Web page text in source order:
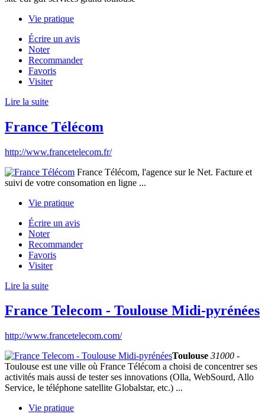
Vie pratique
Écrire un avis
Noter
Recommander
Favoris
Visiter
Lire la suite
France Télécom
http://www.francetelecom.fr/
France Télécom, l'agence sur le Net. Facture et
suivi de votre consomation en ligne ...
Vie pratique
Écrire un avis
Noter
Recommander
Favoris
Visiter
Lire la suite
France Telecom - Toulouse Midi-pyrénées
http://www.francetelecom.com/
Toulouse 31000 -
Toulouse est une ville où France Télécom a choisi de concentrer ses
activités mais aussi de tester ses innovations (Olla, WebSourd, Allo
Service, le téléphone satellite Globalstar, etc.) ...
Vie pratique